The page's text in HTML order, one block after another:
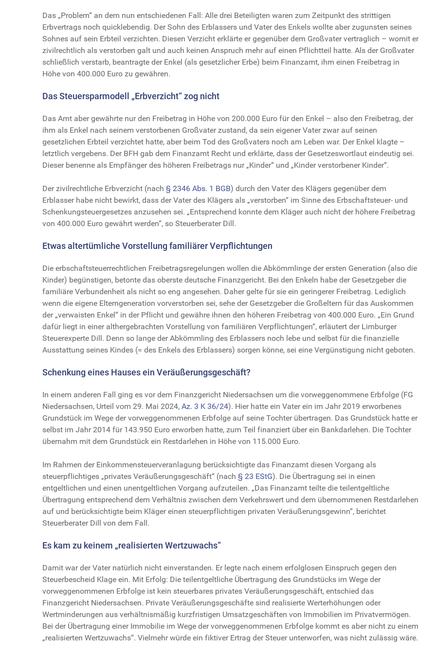
Das „Problem“ an dem nun entschiedenen Fall: Alle drei Beteiligten waren zum Zeitpunkt des strittigen
Erbvertrags noch quicklebendig. Der Sohn des Erblassers und Vater des Enkels wollte aber zugunsten seines
Sohnes auf sein Erbteil verzichten. Diesen Verzicht erklärte er gegenüber dem Großvater vertraglich – womit er
zivilrechtlich als verstorben galt und auch keinen Anspruch mehr auf einen Pflichtteil hatte. Als der Großvater
schließlich verstarb, beantragte der Enkel (als gesetzlicher Erbe) beim Finanzamt, ihm einen Freibetrag in
Höhe von 400.000 Euro zu gewähren.
Das Steuersparmodell „Erbverzicht“ zog nicht
Das Amt aber gewährte nur den Freibetrag in Höhe von 200.000 Euro für den Enkel – also den Freibetrag, der
ihm als Enkel nach seinem verstorbenen Großvater zustand, da sein eigener Vater zwar auf seinen
gesetzlichen Erbteil verzichtet hatte, aber beim Tod des Großvaters noch am Leben war. Der Enkel klagte –
letztlich vergebens. Der BFH gab dem Finanzamt Recht und erklärte, dass der Gesetzeswortlaut eindeutig sei.
Dieser benenne als Empfänger des höheren Freibetrags nur „Kinder“ und „Kinder verstorbener Kinder“.
Der zivilrechtliche Erbverzicht (nach § 2346 Abs. 1 BGB) durch den Vater des Klägers gegenüber dem
Erblasser habe nicht bewirkt, dass der Vater des Klägers als „verstorben“ im Sinne des Erbschaftsteuer- und
Schenkungsteuergesetzes anzusehen sei. „Entsprechend konnte dem Kläger auch nicht der höhere Freibetrag
von 400.000 Euro gewährt werden“, so Steuerberater Dill.
Etwas altertümliche Vorstellung familiärer Verpflichtungen
Die erbschaftsteuerrechtlichen Freibetragsregelungen wollen die Abkömmlinge der ersten Generation (also die
Kinder) begünstigen, betonte das oberste deutsche Finanzgericht. Bei den Enkeln habe der Gesetzgeber die
familiäre Verbundenheit als nicht so eng angesehen. Daher gelte für sie ein geringerer Freibetrag. Lediglich
wenn die eigene Elterngeneration vorverstorben sei, sehe der Gesetzgeber die Großeltern für das Auskommen
der „verwaisten Enkel“ in der Pflicht und gewähre ihnen den höheren Freibetrag von 400.000 Euro. „Ein Grund
dafür liegt in einer althergebrachten Vorstellung von familiären Verpflichtungen“, erläutert der Limburger
Steuerexperte Dill. Denn so lange der Abkömmling des Erblassers noch lebe und selbst für die finanzielle
Ausstattung seines Kindes (= des Enkels des Erblassers) sorgen könne, sei eine Vergünstigung nicht geboten.
Schenkung eines Hauses ein Veräußerungsgeschäft?
In einem anderen Fall ging es vor dem Finanzgericht Niedersachsen um die vorweggenommene Erbfolge (FG
Niedersachsen, Urteil vom 29. Mai 2024, Az. 3 K 36/24). Hier hatte ein Vater ein im Jahr 2019 erworbenes
Grundstück im Wege der vorweggenommenen Erbfolge auf seine Tochter übertragen. Das Grundstück hatte er
selbst im Jahr 2014 für 143.950 Euro erworben hatte, zum Teil finanziert über ein Bankdarlehen. Die Tochter
übernahm mit dem Grundstück ein Restdarlehen in Höhe von 115.000 Euro.
Im Rahmen der Einkommensteuerveranlagung berücksichtigte das Finanzamt diesen Vorgang als
steuerpflichtiges „privates Veräußerungsgeschäft“ (nach § 23 EStG). Die Übertragung sei in einen
entgeltlichen und einen unentgeltlichen Vorgang aufzuteilen. „Das Finanzamt teilte die teilentgeltliche
Übertragung entsprechend dem Verhältnis zwischen dem Verkehrswert und dem übernommenen Restdarlehen
auf und berücksichtigte beim Kläger einen steuerpflichtigen privaten Veräußerungsgewinn“, berichtet
Steuerberater Dill von dem Fall.
Es kam zu keinem „realisierten Wertzuwachs“
Damit war der Vater natürlich nicht einverstanden. Er legte nach einem erfolglosen Einspruch gegen den
Steuerbescheid Klage ein. Mit Erfolg: Die teilentgeltliche Übertragung des Grundstücks im Wege der
vorweggenommenen Erbfolge ist kein steuerbares privates Veräußerungsgeschäft, entschied das
Finanzgericht Niedersachsen. Private Veräußerungsgeschäfte sind realisierte Werterhöhungen oder
Wertminderungen aus verhältnismäßig kurzfristigen Umsatzgeschäften von Immobilien im Privatvermögen.
Bei der Übertragung einer Immobilie im Wege der vorweggenommenen Erbfolge kommt es aber nicht zu einem
„realisierten Wertzuwachs“. Vielmehr würde ein fiktiver Ertrag der Steuer unterworfen, was nicht zulässig wäre.